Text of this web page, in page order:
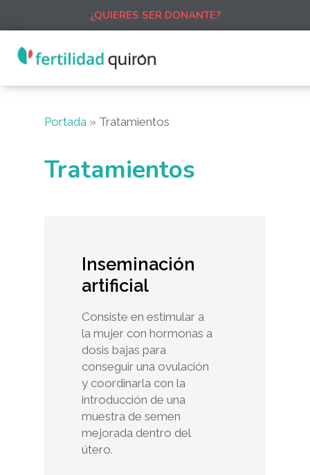
¿QUIERES SER DONANTE?
Portada » Tratamientos
Tratamientos
Inseminación
artificial
Consiste en estimular a
la mujer con hormonas a
dosis bajas para
conseguir una ovulación
y coordinarla con la
introducción de una
muestra de semen
mejorada dentro del
útero.